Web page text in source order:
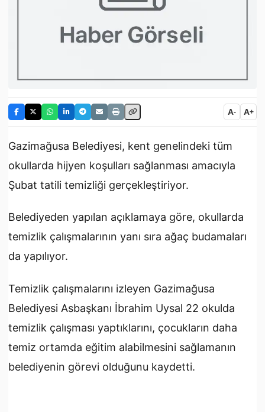
A- A+
Gazimağusa Belediyesi, kent genelindeki tüm
okullarda hijyen koşulları sağlanması amacıyla
Şubat tatili temizliği gerçekleştiriyor.
Belediyeden yapılan açıklamaya göre, okullarda
temizlik çalışmalarının yanı sıra ağaç budamaları
da yapılıyor.
Temizlik çalışmalarını izleyen Gazimağusa
Belediyesi Asbaşkanı İbrahim Uysal 22 okulda
temizlik çalışması yaptıklarını, çocukların daha
temiz ortamda eğitim alabilmesini sağlamanın
belediyenin görevi olduğunu kaydetti.